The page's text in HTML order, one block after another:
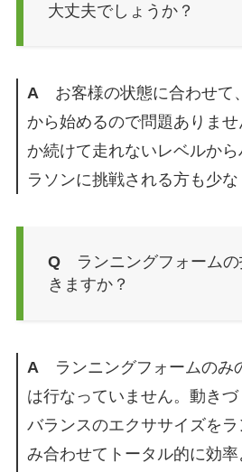
大丈夫でしょうか？
Aお客様の状態に合わせて
から始めるので問題ありま
か続けて走れないレベルか
ラソンに挑戦される方も少な
Qランニングフォームの
きますか？
A ランニングフォームのみ
は行なっていません。動きづ
バランスのエクササイズを
み合わせてトータル的に効